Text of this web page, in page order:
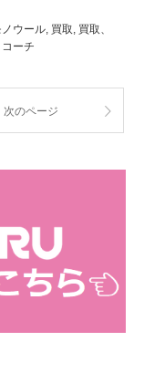
ノウール, 買取, 買取、
ーチ
次のページ